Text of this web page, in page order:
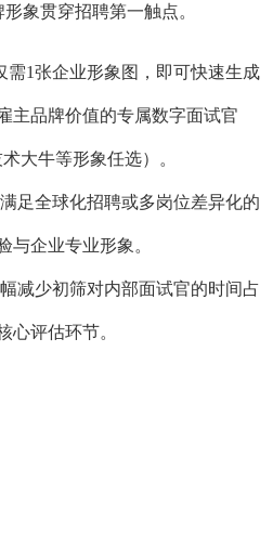
象贯穿招聘第一触点。
需1张企业形象图，即可快速生成
主品牌价值的专属数字面试官
大牛等形象任选）。
满足全球化招聘或多岗位差异化的
与企业专业形象。
减少初筛对内部面试官的时间占
心评估环节。